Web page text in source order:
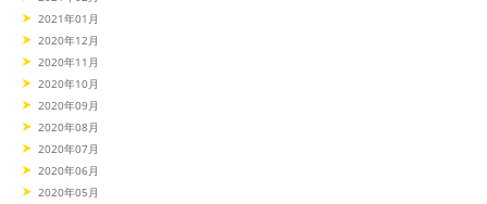
2021年01月
2020年12月
2020年11月
2020年10月
2020年09月
2020年08月
2020年07月
2020年06月
2020年05月